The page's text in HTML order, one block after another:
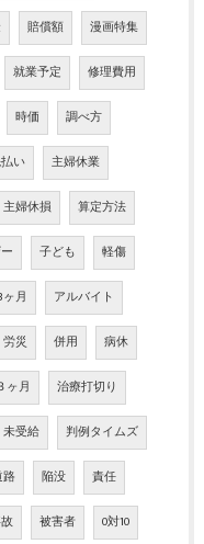
賠償額 漫画特集
就業予定 修理費用
時価 調べ方
い 主婦休業
主婦休損 算定方法
子ども 軽傷
ヶ月 アルバイト
労災 併用 病休
ヶ月 治療打切り
未受給 判例タイムズ
路 陥没 責任
被害者 0対10